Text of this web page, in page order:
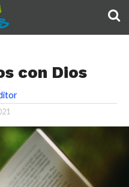
con Dios